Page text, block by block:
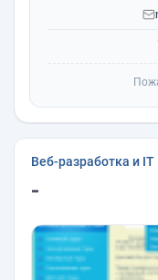
Веб-разработка и IT
-